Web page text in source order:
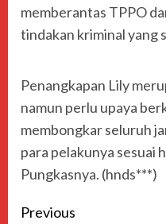
memberantas TPPO
tindakan kriminal yang
Penangkapan Lily
namun perlu upaya
membongkar seluruh
para pelakunya sesuai
Pungkasnya. (hnds***)
Previous